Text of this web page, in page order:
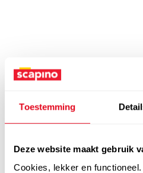
Toestemming
Deze website maakt gebruik
Cookies, lekker en